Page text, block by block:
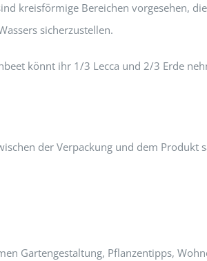
kreisförmige Bereichen vorgesehen,
sicherzustellen.
könnt ihr 1/3 Lecca und 2/3 Erde
der Verpackung und dem Produkt
Gartengestaltung, Pflanzentipps,